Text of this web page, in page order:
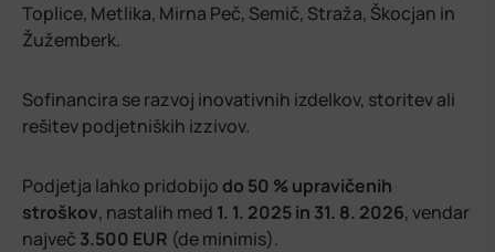
Toplice, Metlika, Mirna Peč, Semič, Straža, Škocjan in
Žužemberk.
Sofinancira se razvoj inovativnih izdelkov, storitev ali
rešitev podjetniških izzivov.
Podjetja lahko pridobijo do 50 % upravičenih
stroškov, nastalih med 1. 1. 2025 in 31. 8. 2026, vendar
največ 3.500 EUR (de minimis).